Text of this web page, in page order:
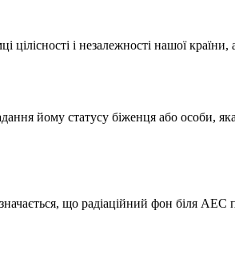
цілісності і незалежності нашої
йому статусу біженця або особи,
що радіаційний фон біля